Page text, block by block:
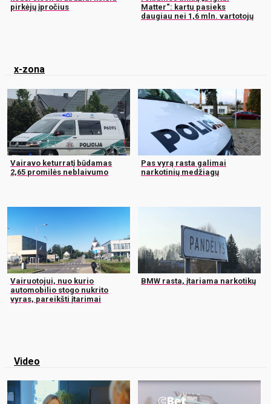
pirkėjų įpročius
Matter“: kartu pasieks
daugiau nei 1,6 mln. vartotojų
x-zona
Vairavo keturratį būdamas
2,65 promilės neblaivumo
Pas vyrą rasta galimai
narkotinių medžiagų
Vairuotojui, nuo kurio
automobilio stogo nukrito
vyras, pareikšti įtarimai
BMW rasta, įtariama narkotikų
Video